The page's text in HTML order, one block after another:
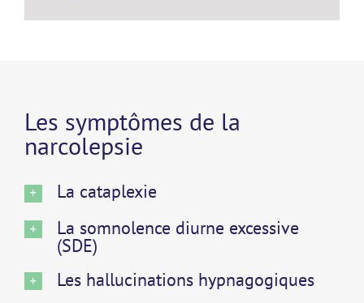
Les symptômes de la
narcolepsie
La cataplexie
La somnolence diurne excessive
(SDE)
Les hallucinations hypnagogiques